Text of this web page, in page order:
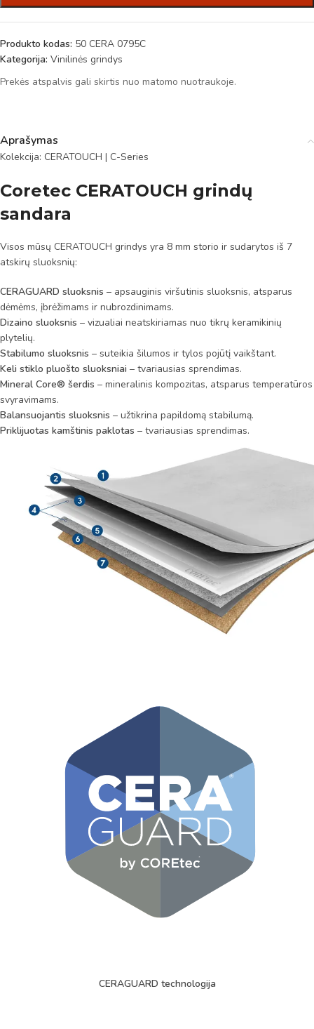
Produkto kodas: 50 CERA 0795C
Kategorija: Vinilinės grindys
Prekės atspalvis gali skirtis nuo matomo nuotraukoje.
Aprašymas
Kolekcija: CERATOUCH | C-Series
Coretec CERATOUCH grindų
sandara
Visos mūsų CERATOUCH grindys yra 8 mm storio ir sudarytos iš 7
atskirų sluoksnių:
CERAGUARD sluoksnis – apsauginis viršutinis sluoksnis, atsparus
dėmėms, įbrėžimams ir nubrozdinimams.
Dizaino sluoksnis – vizualiai neatskiriamas nuo tikrų keramikinių
plytelių.
Stabilumo sluoksnis – suteikia šilumos ir tylos pojūtį vaikštant.
Keli stiklo pluošto sluoksniai – tvariausias sprendimas.
Mineral Core® šerdis – mineralinis kompozitas, atsparus temperatūros
svyravimams.
Balansuojantis sluoksnis – užtikrina papildomą stabilumą.
Priklijuotas kamštinis paklotas – tvariausias sprendimas.
CERAGUARD technologija